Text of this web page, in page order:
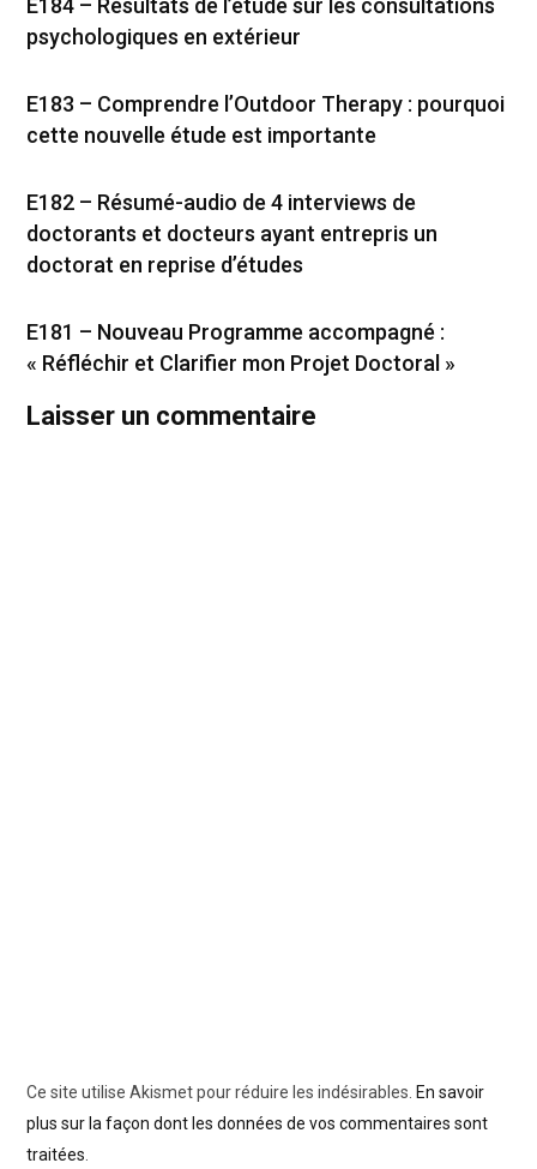
E184 – Résultats de l’étude sur les consultations
psychologiques en extérieur
E183 – Comprendre l’Outdoor Therapy : pourquoi
cette nouvelle étude est importante
E182 – Résumé-audio de 4 interviews de
doctorants et docteurs ayant entrepris un
doctorat en reprise d’études
E181 – Nouveau Programme accompagné :
« Réfléchir et Clarifier mon Projet Doctoral »
Laisser un commentaire
Ce site utilise Akismet pour réduire les indésirables. En savoir
plus sur la façon dont les données de vos commentaires sont
traitées